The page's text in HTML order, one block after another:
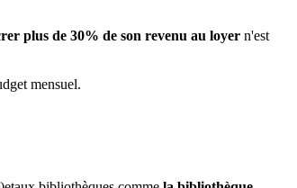
plus de 30% de son revenu au loyer n'est
mensuel.